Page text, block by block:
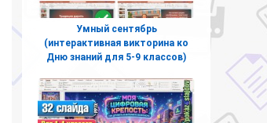
Умный сентябрь
(интерактивная викторина ко
Дню знаний для 5-9 классов)